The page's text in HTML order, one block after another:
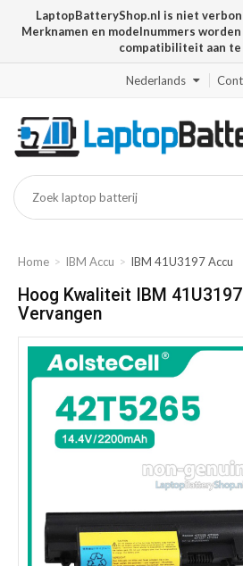
LaptopBatteryShop.nl is niet
Merknamen en modelnummers
compatibiliteit aan te
Nederlands
Home IBM Accu IBM 41U3197 Accu
Hoog Kwaliteit IBM
Vervangen